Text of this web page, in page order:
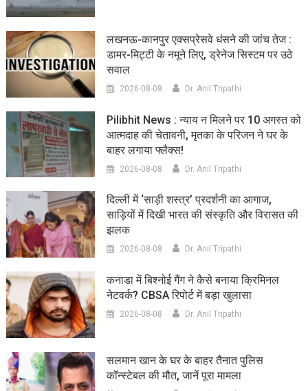
लखनऊ-कानपुर एक्सप्रेसवे धंसने की जांच तेज :
डामर-मिट्टी के नमूने लिए, ड्रेनेज सिस्टम पर उठे
सवाल
2026-08-08 Dr. Anil Tripathi
Pilibhit News : न्याय न मिलने पर 10 अगस्त को
आत्मदाह की चेतावनी, मृतका के परिजन ने घर के
बाहर लगाया फ्लैक्स!
2026-08-08 Dr. Anil Tripathi
दिल्ली में ‘साड़ी शस्त्र’ प्रदर्शनी का आगाज,
साड़ियों में दिखी भारत की संस्कृति और विरासत की
झलक
2026-08-08 Dr. Anil Tripathi
कनाडा में बिश्नोई गैंग ने कैसे बनाया क्रिमिनल
नेटवर्क? CBSA रिपोर्ट में बड़ा खुलासा
2026-08-08 Dr. Anil Tripathi
सलमान खान के घर के बाहर तैनात पुलिस
कॉन्स्टेबल की मौत, जानें पूरा मामला